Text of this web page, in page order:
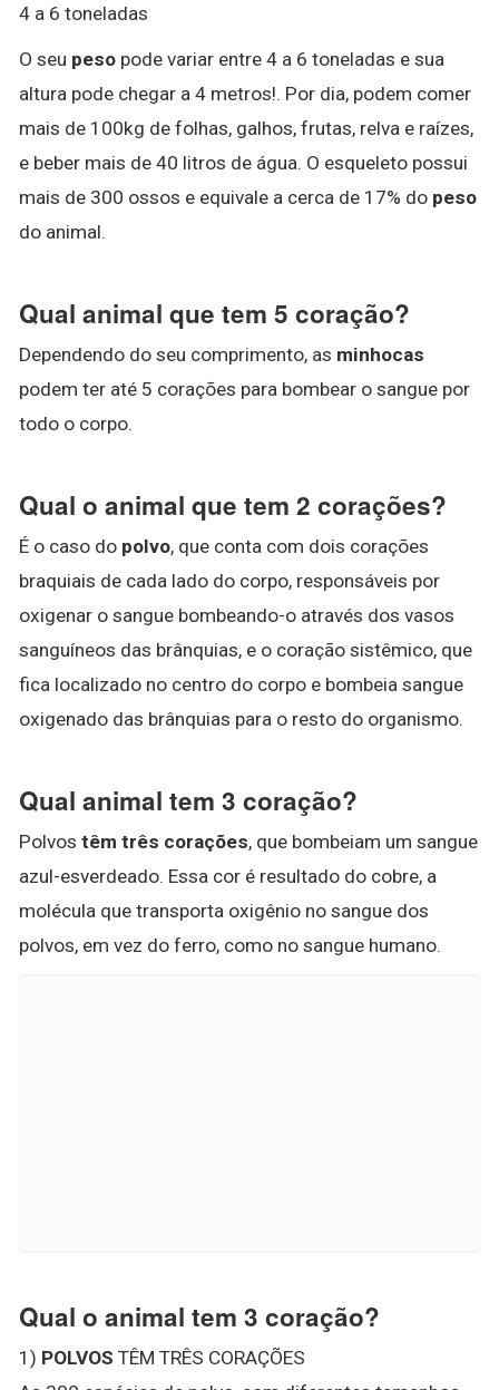
4 a 6 toneladas
O seu peso pode variar entre 4 a 6 toneladas e sua
altura pode chegar a 4 metros!. Por dia, podem comer
mais de 100kg de folhas, galhos, frutas, relva e raízes,
e beber mais de 40 litros de água. O esqueleto possui
mais de 300 ossos e equivale a cerca de 17% do peso
do animal.
Qual animal que tem 5 coração?
Dependendo do seu comprimento, as minhocas
podem ter até 5 corações para bombear o sangue por
todo o corpo.
Qual o animal que tem 2 corações?
É o caso do polvo, que conta com dois corações
braquiais de cada lado do corpo, responsáveis por
oxigenar o sangue bombeando-o através dos vasos
sanguíneos das brânquias, e o coração sistêmico, que
fica localizado no centro do corpo e bombeia sangue
oxigenado das brânquias para o resto do organismo.
Qual animal tem 3 coração?
Polvos têm três corações, que bombeiam um sangue
azul-esverdeado. Essa cor é resultado do cobre, a
molécula que transporta oxigênio no sangue dos
polvos, em vez do ferro, como no sangue humano.
Qual o animal tem 3 coração?
1) POLVOS TÊM TRÊS CORAÇÕES